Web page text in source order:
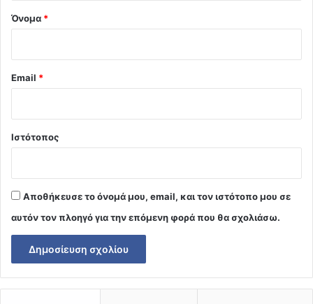
Όνομα *
Email *
Ιστότοπος
Αποθήκευσε το όνομά μου, email, και τον ιστότοπο μου σε
αυτόν τον πλοηγό για την επόμενη φορά που θα σχολιάσω.